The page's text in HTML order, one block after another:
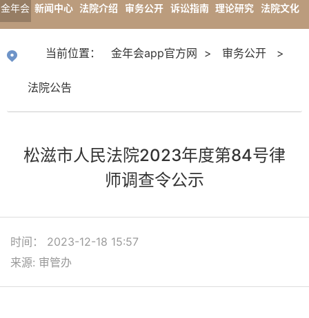
金年会
方网
新闻中心 法院介绍 审务公开 诉讼指南 理论研究 法院文化
当前位置： 金年会app官方网 > 审务公开 >
法院公告
松滋市人民法院2023年度第84号律
师调查令公示
时间： 2023-12-18 15:57
来源: 审管办